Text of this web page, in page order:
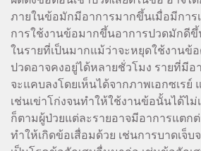
ภายในข้อมักมีอาการมากขึ้นเมื่อมีการ
การใช้งานข้อมากขึ้นอาการปวดมักดี
ในรายที่เป็นมากแม้ว่าจะหยุดใช้งานข้
ปวดอาจคงอยู่ได้หลายชั่วโมง รายที่มีอ
จะแคบลงโดยเห็นได้จากภาพเอกซเรย์
เช่นเข่าโก่งจนทำให้ใช้งานข้อนั้นได้ไม่
ก็ตามผู้ป่วยแต่ละรายอาจมีอาการแตก
ทำให้เกิดข้อเสื่อมด้วย เช่นการบาดเจ็บ